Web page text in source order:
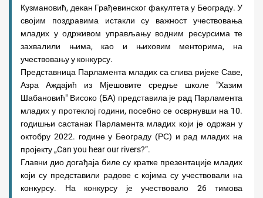
Кузмановић, декан Грађевинског факултета у Београду. У
својим поздравима истакли су важност учествовања
младих у одрживом управљању водним ресурсима те
захвалили њима, као и њиховим менторима, на
учествовању у конкурсу.
Представница Парламента младих са слива ријеке Саве,
Азра Аждајић из Мјешовите средње школе "Хазим
Шабановић" Високо (БА) представила је рад Парламента
младих у протеклој години, посебно се осврнувши на 10.
годишњи састанак Парламента младих који је одржан у
октобру 2022. године у Београду (РС) и рад младих на
пројекту „Can you hear our rivers?“.
Главни дио догађаја биле су кратке презентације младих
који су представили радове с којима су учествовали на
конкурсу. На конкурсу је учествовало 26 тимова